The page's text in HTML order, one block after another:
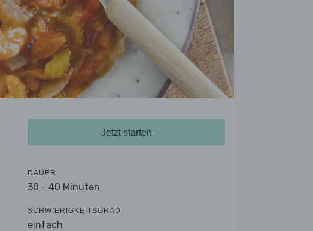
Jetzt starten
DAUER
30 - 40 Minuten
SCHWIERIGKEITSGRAD
einfach